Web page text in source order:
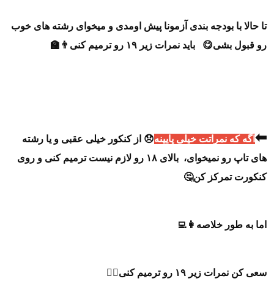
تا حالا با بودجه بندی آزمونا پیش اومدی و میخوای رشته های خوب
رو قبول بشی😋 باید نمرات زیر ۱۹ رو ترمیم کنی👨‍🏫
⬅اگه که نمراتت خیلی پایینه😞 از کنکور خیلی عقبی و یا رشته
های تاپ رو نمیخوای، بالای ۱۸ رو لازم نیست ترمیم کنی و روی
کنکورت تمرکز کن🤔
اما به طور خلاصه👩‍💻
سعی کن نمرات زیر ۱۹ رو ترمیم کنی💁‍♂️